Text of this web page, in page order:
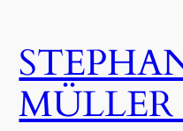
springen